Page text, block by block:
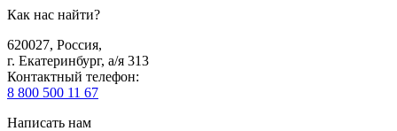
Как нас найти?
620027, Россия,
г. Екатеринбург, а/я 313
Контактный телефон:
8 800 500 11 67
Написать нам